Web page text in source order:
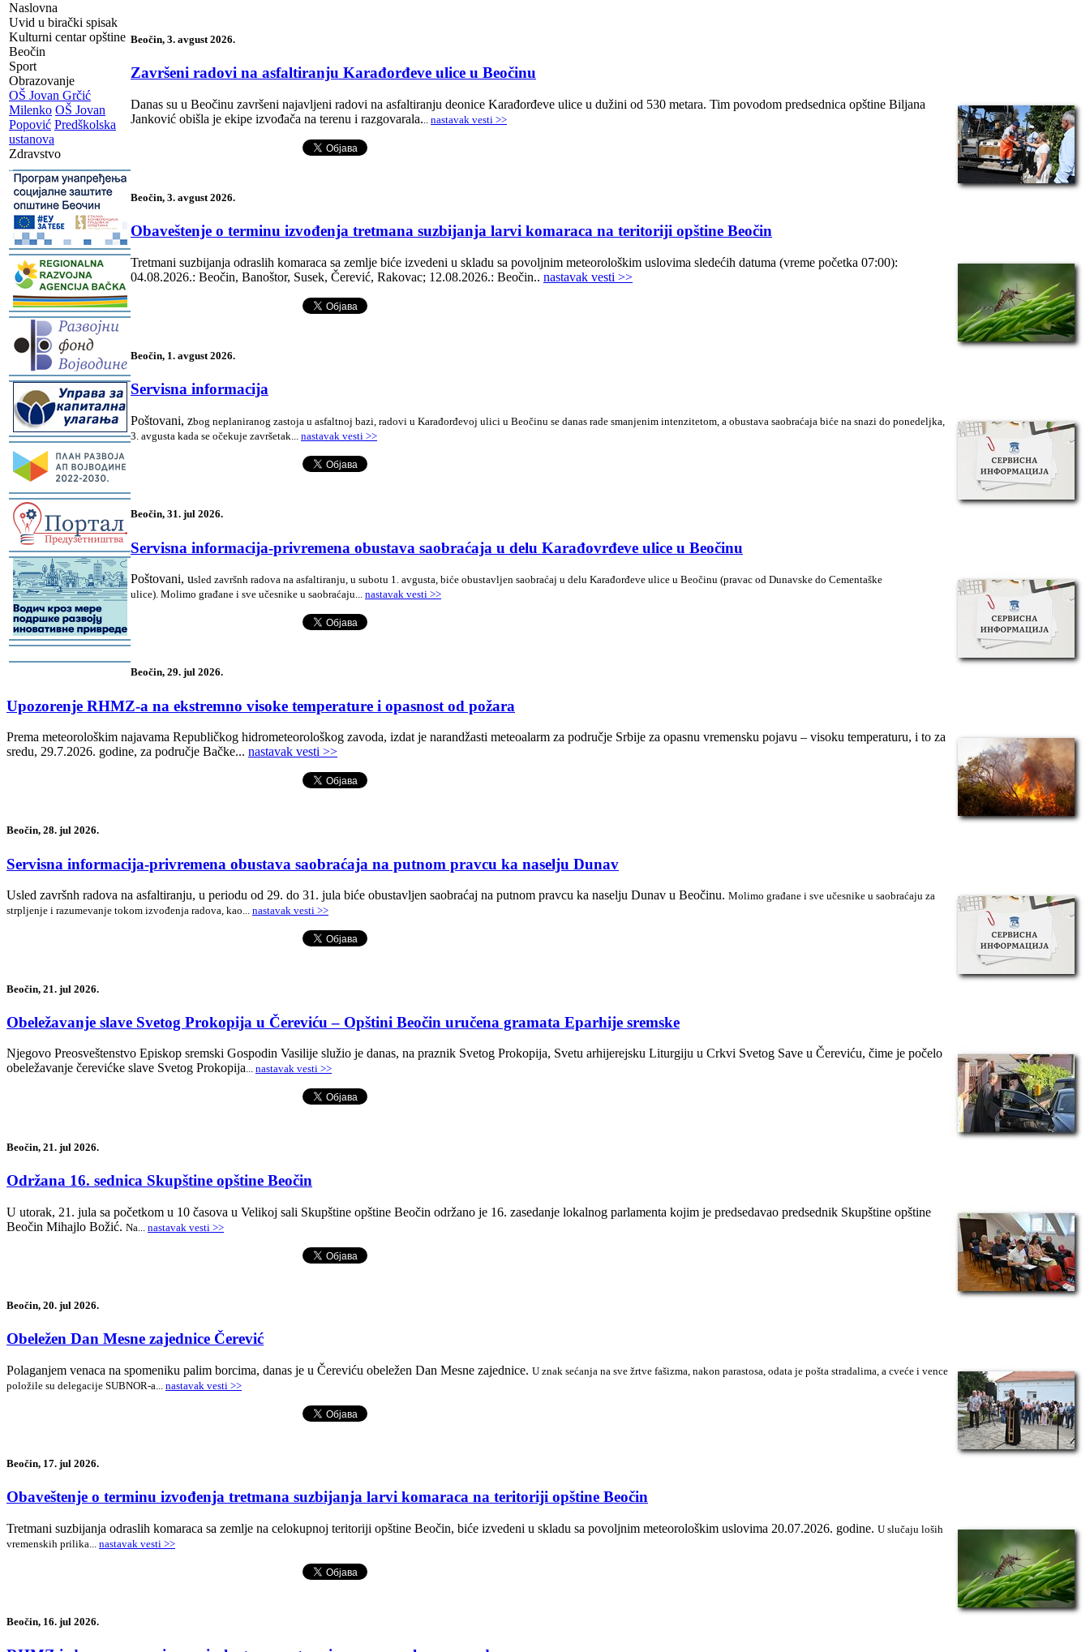
Naslovna
Uvid u birački spisak
Kulturni centar opštine
Beočin
Sport
Obrazovanje
OŠ Jovan Grčić
Milenko OŠ Jovan
Popović Predškolska
ustanova
Zdravstvo
-
-
-
-
-
-
-
-
Beočin, 3. avgust 2026.
Završeni radovi na asfaltiranju Karađorđeve ulice u Beočinu
Danas su u Beočinu završeni najavljeni radovi na asfaltiranju deonice Karađorđeve ulice u dužini od 530 metara. Tim povodom predsednica opštine Biljana
Janković obišla je ekipe izvođača na terenu i razgovarala... nastavak vesti >>
Beočin, 3. avgust 2026.
Obaveštenje o terminu izvođenja tretmana suzbijanja larvi komaraca na teritoriji opštine Beočin
Tretmani suzbijanja odraslih komaraca sa zemlje biće izvedeni u skladu sa povoljnim meteorološkim uslovima sledećih datuma (vreme početka 07:00):
04.08.2026.: Beočin, Banoštor, Susek, Čerević, Rakovac; 12.08.2026.: Beočin.. nastavak vesti >>
Beočin, 1. avgust 2026.
Servisna informacija
Poštovani, zbog neplaniranog zastoja u asfaltnoj bazi, radovi u Karađorđevoj ulici u Beočinu se danas rade smanjenim intenzitetom, a obustava saobraćaja biće na snazi do ponedeljka,
3. avgusta kada se očekuje završetak... nastavak vesti >>
Beočin, 31. jul 2026.
Servisna informacija-privremena obustava saobraćaja u delu Karađovrđeve ulice u Beočinu
Poštovani, usled završnh radova na asfaltiranju, u subotu 1. avgusta, biće obustavljen saobraćaj u delu Karađorđeve ulice u Beočinu (pravac od Dunavske do Cementaške
ulice). Molimo građane i sve učesnike u saobraćaju... nastavak vesti >>
Beočin, 29. jul 2026.
Upozorenje RHMZ-a na ekstremno visoke temperature i opasnost od požara
Prema meteorološkim najavama Republičkog hidrometeorološkog zavoda, izdat je narandžasti meteoalarm za područje Srbije za opasnu vremensku pojavu – visoku temperaturu, i to za
sredu, 29.7.2026. godine, za područje Bačke... nastavak vesti >>
Beočin, 28. jul 2026.
Servisna informacija-privremena obustava saobraćaja na putnom pravcu ka naselju Dunav
Usled završnh radova na asfaltiranju, u periodu od 29. do 31. jula biće obustavljen saobraćaj na putnom pravcu ka naselju Dunav u Beočinu. Molimo građane i sve učesnike u saobraćaju za
strpljenje i razumevanje tokom izvođenja radova, kao... nastavak vesti >>
Beočin, 21. jul 2026.
Obeležavanje slave Svetog Prokopija u Čereviću – Opštini Beočin uručena gramata Eparhije sremske
Njegovo Preosveštenstvo Episkop sremski Gospodin Vasilije služio je danas, na praznik Svetog Prokopija, Svetu arhijerejsku Liturgiju u Crkvi Svetog Save u Čereviću, čime je počelo
obeležavanje čerevićke slave Svetog Prokopija... nastavak vesti >>
Beočin, 21. jul 2026.
Održana 16. sednica Skupštine opštine Beočin
U utorak, 21. jula sa početkom u 10 časova u Velikoj sali Skupštine opštine Beočin održano je 16. zasedanje lokalnog parlamenta kojim je predsedavao predsednik Skupštine opštine
Beočin Mihajlo Božić. Na nastavak vesti >>
Beočin, 20. jul 2026.
Obeležen Dan Mesne zajednice Čerević
Polaganjem venaca na spomeniku palim borcima, danas je u Čereviću obeležen Dan Mesne zajednice. U znak sećanja na sve žrtve fašizma, nakon parastosa, odata je pošta stradalima, a cveće i vence
položile su delegacije SUBNOR-a
nastavak vesti >>
Beočin, 17. jul 2026.
Obaveštenje o terminu izvođenja tretmana suzbijanja larvi komaraca na teritoriji opštine Beočin
Tretmani suzbijanja odraslih komaraca sa zemlje na celokupnoj teritoriji opštine Beočin, biće izvedeni u skladu sa povoljnim meteorološkim uslovima 20.07.2026. godine. U slučaju loših
vremenskih prilika
nastavak vesti >>
Beočin, 16. jul 2026.